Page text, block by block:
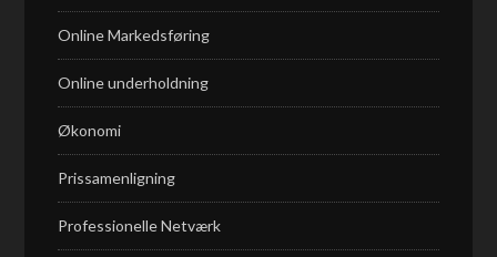
Online Markedsføring
Online underholdning
Økonomi
Prissamenligning
Professionelle Netværk